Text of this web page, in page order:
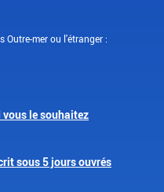
Outre-mer ou l'étranger :
le souhaitez
sous 5 jours ouvrés